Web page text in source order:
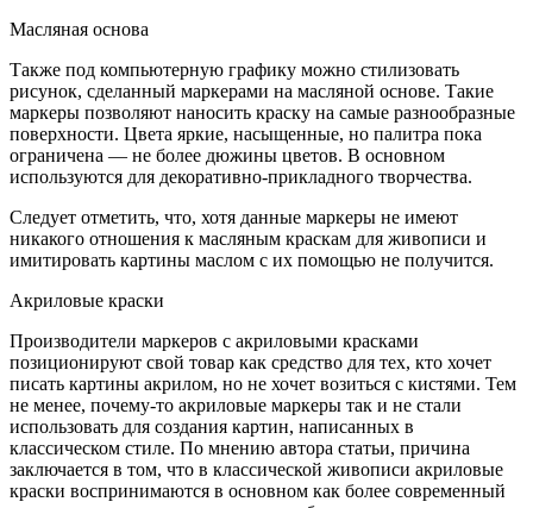
Масляная основа
Также под компьютерную графику можно стилизовать
рисунок, сделанный маркерами на масляной основе. Такие
маркеры позволяют наносить краску на самые разнообразные
поверхности. Цвета яркие, насыщенные, но палитра пока
ограничена — не более дюжины цветов. В основном
используются для декоративно-прикладного творчества.
Следует отметить, что, хотя данные маркеры не имеют
никакого отношения к масляным краскам для живописи и
имитировать картины маслом с их помощью не получится.
Акриловые краски
Производители маркеров с акриловыми красками
позиционируют свой товар как средство для тех, кто хочет
писать картины акрилом, но не хочет возиться с кистями. Тем
не менее, почему-то акриловые маркеры так и не стали
использовать для создания картин, написанных в
классическом стиле. По мнению автора статьи, причина
заключается в том, что в классической живописи акриловые
краски воспринимаются в основном как более современный